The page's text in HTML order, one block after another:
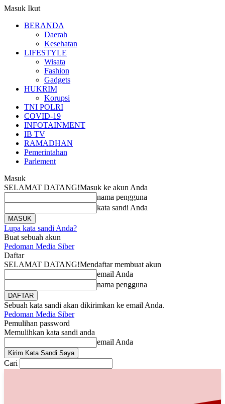
Masuk Ikut
BERANDA
Daerah
Kesehatan
LIFESTYLE
Wisata
Fashion
Gadgets
HUKRIM
Korupsi
TNI POLRI
COVID-19
INFOTAINMENT
IB TV
RAMADHAN
Pemerintahan
Parlement
Masuk
SELAMAT DATANG!Masuk ke akun Anda
nama pengguna
kata sandi Anda
Lupa kata sandi Anda?
Buat sebuah akun
Pedoman Media Siber
Daftar
SELAMAT DATANG!Mendaftar membuat akun
email Anda
nama pengguna
Sebuah kata sandi akan dikirimkan ke email Anda.
Pedoman Media Siber
Pemulihan password
Memulihkan kata sandi anda
email Anda
Cari